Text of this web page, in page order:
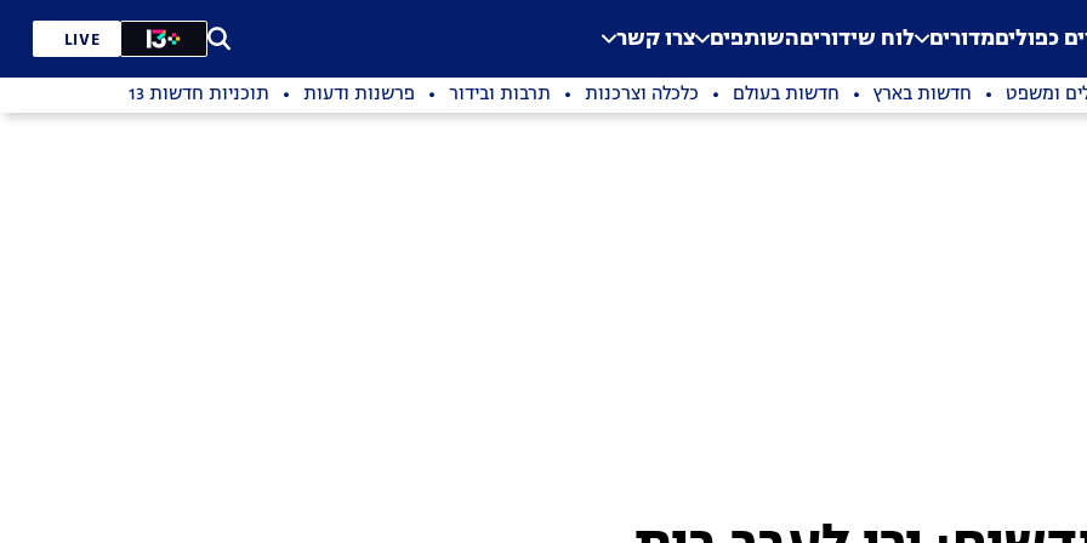
Application error: a
. כפוליםמדורים לוח שידוריםהשותפים צרו קשר LIVE
ומשפט חדשות בארץ חדשות בעולם כלכלה וצרכנות תרבות ובידור פרשנות ודעות תוכניות חדשות 13